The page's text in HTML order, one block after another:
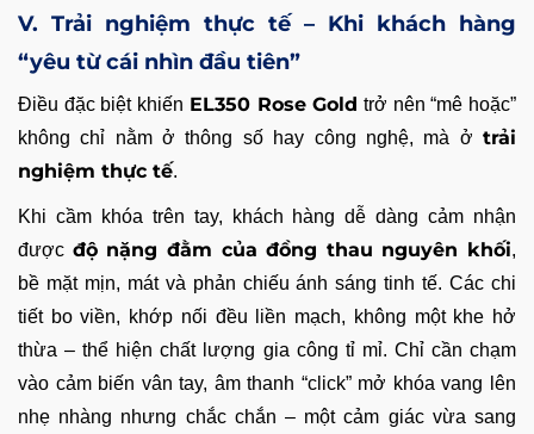
V. Trải nghiệm thực tế – Khi khách hàng
“yêu từ cái nhìn đầu tiên”
Điều đặc biệt khiến EL350 Rose Gold trở nên “mê hoặc”
không chỉ nằm ở thông số hay công nghệ, mà ở trải
nghiệm thực tế.
Khi cầm khóa trên tay, khách hàng dễ dàng cảm nhận
được độ nặng đằm của đồng thau nguyên khối,
bề mặt mịn, mát và phản chiếu ánh sáng tinh tế. Các chi
tiết bo viền, khớp nối đều liền mạch, không một khe hở
thừa – thể hiện chất lượng gia công tỉ mỉ. Chỉ cần chạm
vào cảm biến vân tay, âm thanh “click” mở khóa vang lên
nhẹ nhàng nhưng chắc chắn – một cảm giác vừa sang